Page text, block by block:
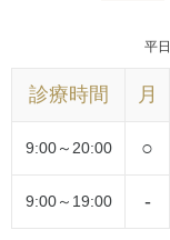
平
診療時間 月
9:00～20:00 ○
9:00～19:00 -